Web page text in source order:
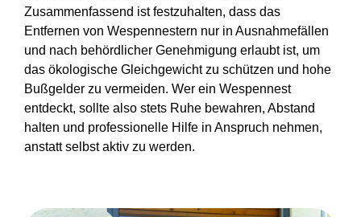
Zusammenfassend ist festzuhalten, dass das
Entfernen von Wespennestern nur in Ausnahmefällen
und nach behördlicher Genehmigung erlaubt ist, um
das ökologische Gleichgewicht zu schützen und hohe
Bußgelder zu vermeiden. Wer ein Wespennest
entdeckt, sollte also stets Ruhe bewahren, Abstand
halten und professionelle Hilfe in Anspruch nehmen,
anstatt selbst aktiv zu werden.